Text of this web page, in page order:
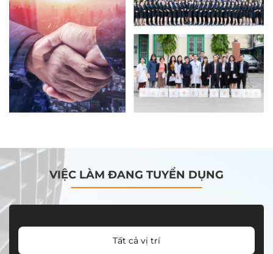
VIỆC LÀM ĐANG TUYỂN DỤNG
Tất cả vị trí